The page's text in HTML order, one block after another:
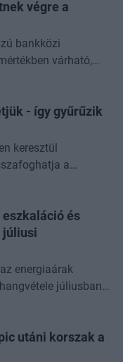
végre a
bankközi
várható,
- így gyűrűzik
keresztül
a
és
júliusi
energiaárak
júliusban
utáni korszak a